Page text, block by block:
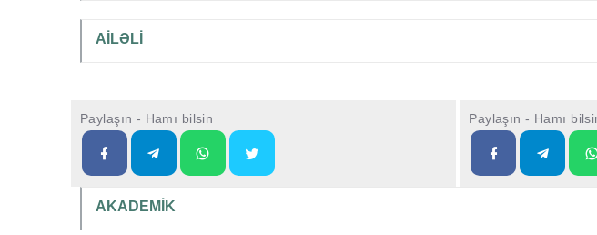
AİLƏLİ
Paylaşın - Hamı bilsin Paylaşın - Hamı
AKADEMİK